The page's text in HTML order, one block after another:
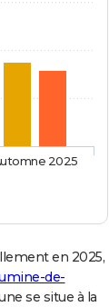
2025
en 2025,
de-
se situe à la